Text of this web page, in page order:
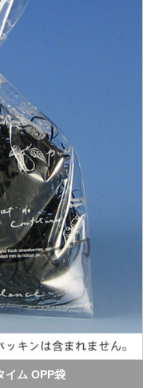
イム OPP袋